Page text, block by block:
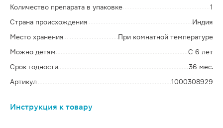
Количество препарата в упаковке
1
Страна происхождения
Индия
Место хранения
При комнатной температуре
Можно детям
С 6 лет
Срок годности
36 мес.
Артикул
1000308929
Инструкция к товару